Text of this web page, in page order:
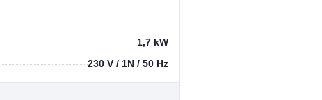
1,7 kW
230 V / 1N / 50 Hz